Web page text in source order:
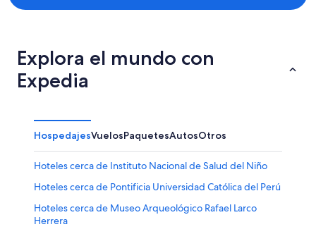
Explora el mundo con
Expedia
HospedajesVuelosPaquetesAutosOtros
Hoteles cerca de Instituto Nacional de Salud del Niño
Hoteles cerca de Pontificia Universidad Católica del Perú
Hoteles cerca de Museo Arqueológico Rafael Larco
Herrera